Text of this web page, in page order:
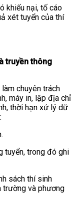
khiếu nại, tố cáo
xét tuyển của thí
truyền thông
chuyên trách
máy in, lập địa chỉ
thời hạn xử lý dữ
tuyển, trong đó ghi
sách thí sinh
trường và phương